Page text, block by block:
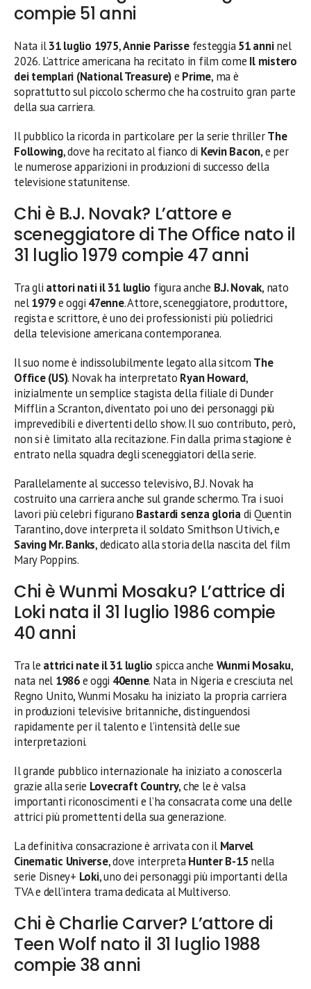
compie 51 anni
Nata il31 luglio 1975,Annie Parissefesteggia51 anninel
2026. L’attrice americana ha recitato in film come Il mistero
dei templari (National Treasure)e Prime, ma è
soprattutto sul piccolo schermo che ha costruito gran parte
della sua carriera.
Il pubblico la ricorda in particolare per la serie thrillerThe
Following, dove ha recitato al fianco di Kevin Bacon, e per
le numerose apparizioni in produzioni di successo della
televisione statunitense.
Chi è B.J. Novak? L’attore e
sceneggiatore di The Office nato il
31 luglio 1979 compie 47 anni
Tra gli attori nati il 31 luglio figura anche B.J. Novak, nato
nel1979e oggi 47enne. Attore, sceneggiatore, produttore,
regista e scrittore, è uno dei professionisti più poliedrici
della televisione americana contemporanea.
Il suo nome è indissolubilmente legato alla sitcom The
Office (US). Novak ha interpretato Ryan Howard,
inizialmente un semplice stagista della filiale di Dunder
Mifflin a Scranton, diventato poi uno dei personaggi più
imprevedibili e divertenti dello show. Il suo contributo, però,
non si è limitato alla recitazione. Fin dalla prima stagione è
entrato nella squadra degli sceneggiatori della serie.
Parallelamente al successo televisivo, B.J. Novak ha
costruito una carriera anche sul grande schermo. Tra i suoi
lavori più celebri figurano Bastardi senza gloriadi Quentin
Tarantino, dove interpreta il soldato Smithson Utivich, e
Saving Mr. Banks, dedicato alla storia della nascita del film
Mary Poppins.
Chi è Wunmi Mosaku? L’attrice di
Loki nata il 31 luglio 1986 compie
40 anni
Tra le attrici nate il 31 luglio spicca anche Wunmi Mosaku,
nata nel 1986e oggi 40enne. Nata in Nigeria e cresciuta nel
Regno Unito, Wunmi Mosaku ha iniziato la propria carriera
in produzioni televisive britanniche, distinguendosi
rapidamente per il talento e l’intensità delle sue
interpretazioni.
Il grande pubblico internazionale ha iniziato a conoscerla
grazie alla serie Lovecraft Country, che le è valsa
importanti riconoscimenti e l’ha consacrata come una delle
attrici più promettenti della sua generazione.
La definitiva consacrazione è arrivata con il Marvel
Cinematic Universe, dove interpretaHunter B-15 nella
serie Disney+ Loki, uno dei personaggi più importanti della
TVA e dell’intera trama dedicata al Multiverso.
Chi è Charlie Carver? L’attore di
Teen Wolf nato il 31 luglio 1988
compie 38 anni